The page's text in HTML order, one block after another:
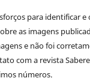
para identificar e
as imagens
e não foi
com a revista
números.